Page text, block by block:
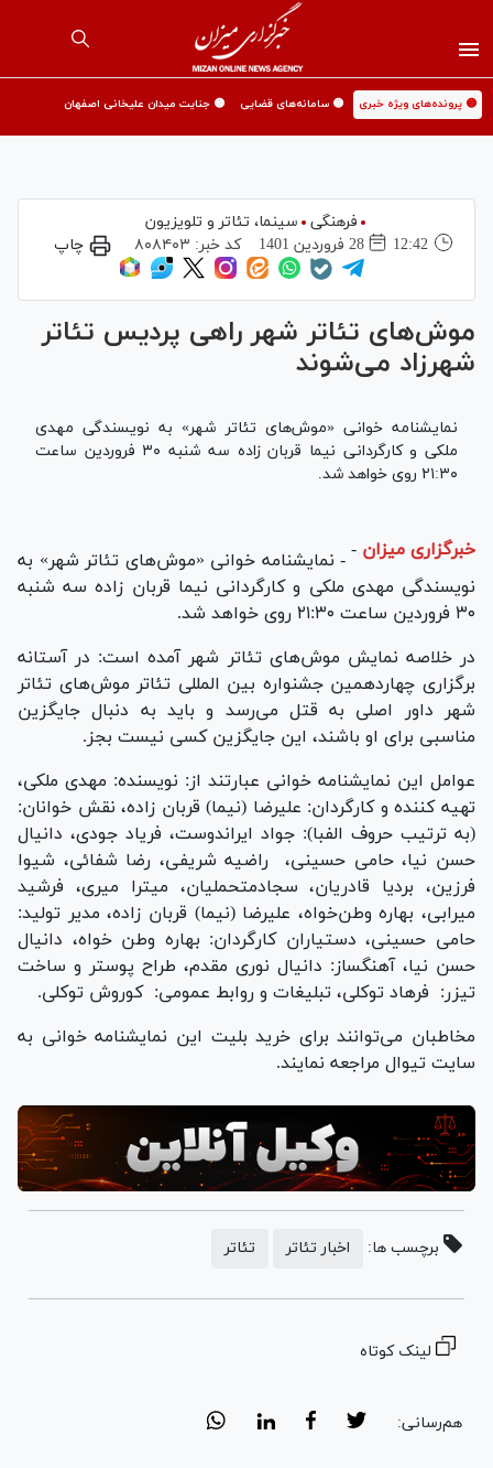
🟡 پرونده‌های ویژه خبری 🟡 سامانه‌های قضایی 🟡 جنایت میدان علیخانی اصفهان
فرهنگی
سینما،‌ تئاتر و تلویزیون
12:42
28 فروردين 1401 کد خبر: ۸۰۸۴۰۳ چاپ
موش‌های تئاتر شهر راهی پردیس تئاتر
شهرزاد می‌شوند
نمایشنامه خوانی «موش‌های تئاتر شهر» به نویسندگی مهدی
ملکی و کارگردانی نیما قربان زاده سه شنبه ۳۰ فروردین ساعت
۲۱:۳۰ روی خواهد شد.
خبرگزاری میزان - - نمایشنامه خوانی «موش‌های تئاتر شهر» به
نویسندگی مهدی ملکی و کارگردانی نیما قربان زاده سه شنبه
۳۰ فروردین ساعت ۲۱:۳۰ روی خواهد شد.
در خلاصه نمایش موش‌های تئاتر شهر آمده است: در آستانه
برگزاری چهاردهمین جشنواره بین المللی تئاتر موش‌های تئاتر
شهر داور اصلی به قتل می‌رسد و باید به دنبال جایگزین
مناسبی برای او باشند، این جایگزین کسی نیست بجز.
عوامل این نمایشنامه خوانی عبارتند از: نویسنده: مهدی ملکی،
تهیه کننده و کارگردان: علیرضا (نیما) قربان زاده، نقش خوانان:
(به ترتیب حروف الفبا): جواد ایراندوست، فریاد جودی، دانیال
حسن نیا، حامی حسینی، راضیه شریفی، رضا شفائی، شیوا
فرزین، بردیا قادریان، سجادمتحملیان، میترا میری، فرشید
میرابی، بهاره وطن‌خواه، علیرضا (نیما) قربان زاده، مدیر تولید:
حامی حسینی، دستیاران کارگردان: بهاره وطن خواه، دانیال
حسن نیا، آهنگساز: دانیال نوری مقدم، طراح پوستر و ساخت
تیزر: فرهاد توکلی، تبلیغات و روابط عمومی: کوروش توکلی.
مخاطبان می‌توانند برای خرید بلیت این نمایشنامه خوانی به
سایت تیوال مراجعه نمایند.
برچسب ها: اخبار تئاتر تئاتر
لینک کوتاه
هم‌رسانی: